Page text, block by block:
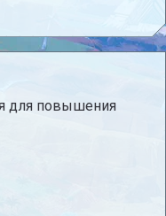
для повышения